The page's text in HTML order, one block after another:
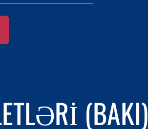
(BAKI)